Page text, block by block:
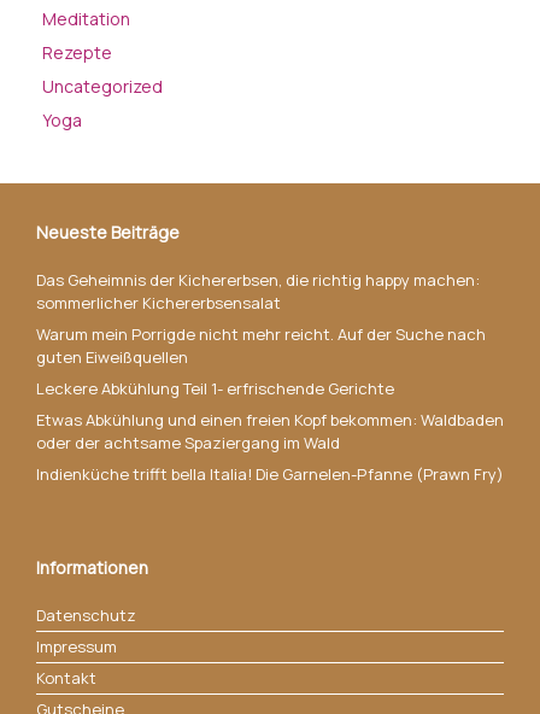
Meditation
Rezepte
Uncategorized
Yoga
Neueste Beiträge
Das Geheimnis der Kichererbsen, die richtig happy machen:
sommerlicher Kichererbsensalat
Warum mein Porrigde nicht mehr reicht. Auf der Suche nach
guten Eiweißquellen
Leckere Abkühlung Teil 1- erfrischende Gerichte
Etwas Abkühlung und einen freien Kopf bekommen: Waldbaden
oder der achtsame Spaziergang im Wald
Indienküche trifft bella Italia! Die Garnelen-Pfanne (Prawn Fry)
Informationen
Datenschutz
Impressum
Kontakt